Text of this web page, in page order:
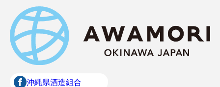
沖縄県酒造組合